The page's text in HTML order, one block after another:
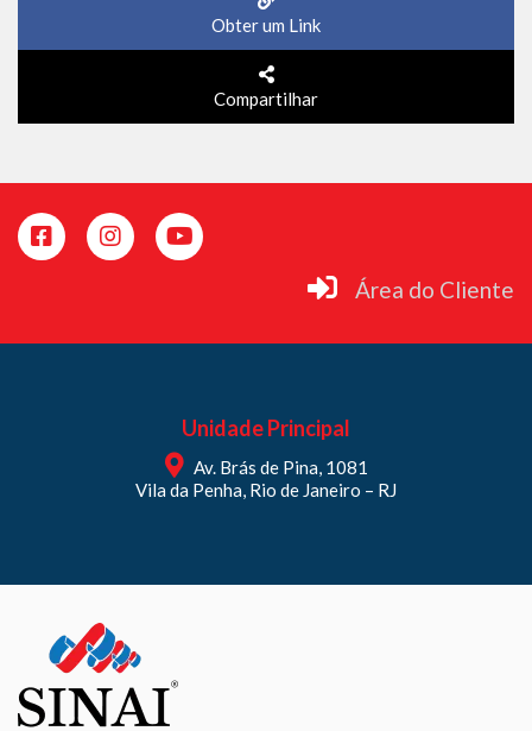
Obter um Link
Compartilhar
Área do Cliente
Unidade Principal
Av. Brás de Pina, 1081
Vila da Penha, Rio de Janeiro – RJ